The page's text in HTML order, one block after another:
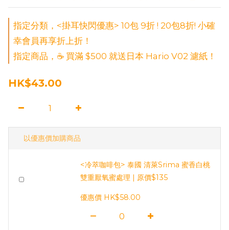
指定分類，<掛耳快閃優惠> 10包 9折 ! 20包8折! 小確
幸會員再享折上折！
指定商品，☕ 買滿 $500 就送日本 Hario V02 濾紙！
HK$43.00
以優惠價加購商品
<冷萃咖啡包> 泰國 清萊Srima 蜜香白桃
雙重厭氧蜜處理 | 原價$135
優惠價 HK$58.00